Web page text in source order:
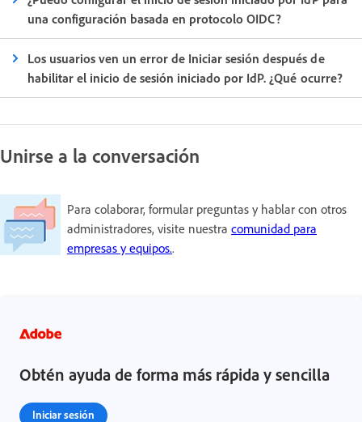
una configuración basada en protocolo OIDC?
Los usuarios ven un error de Iniciar sesión después de
habilitar el inicio de sesión iniciado por IdP. ¿Qué ocurre?
Unirse a la conversación
Para colaborar, formular preguntas y hablar con otros
administradores, visite nuestra comunidad para
empresas y equipos..
Obtén ayuda de forma más rápida y sencilla
Iniciar sesión